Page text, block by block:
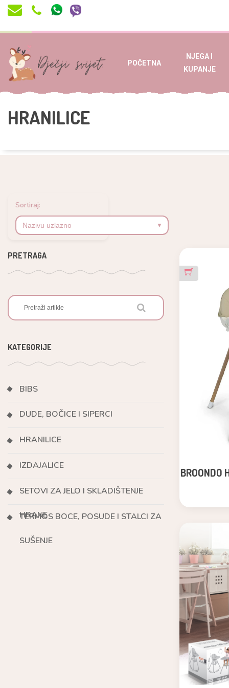
POČETNA
NJEGA I
KUPANJE
HRANILICE
Sortiraj:
PRETRAGA
KATEGORIJE
BIBS
DUDE, BOČICE I SIPERCI
HRANILICE
IZDAJALICE
SETOVI ZA JELO I SKLADIŠTENJE
HRANE
TERMOS BOCE, POSUDE I STALCI ZA
SUŠENJE
BROONDO